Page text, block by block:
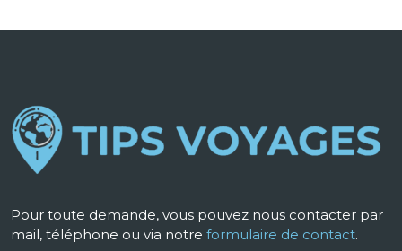
Pour toute demande, vous pouvez nous contacter par
mail, téléphone ou via notre formulaire de contact.